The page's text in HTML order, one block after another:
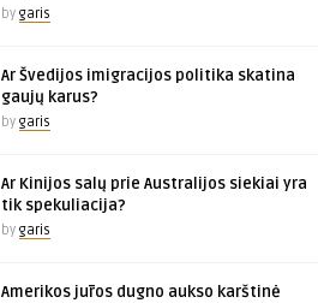
by garis
Ar Švedijos imigracijos politika skatina
gaujų karus?
by garis
Ar Kinijos salų prie Australijos siekiai yra
tik spekuliacija?
by garis
Amerikos jūros dugno aukso karštinė